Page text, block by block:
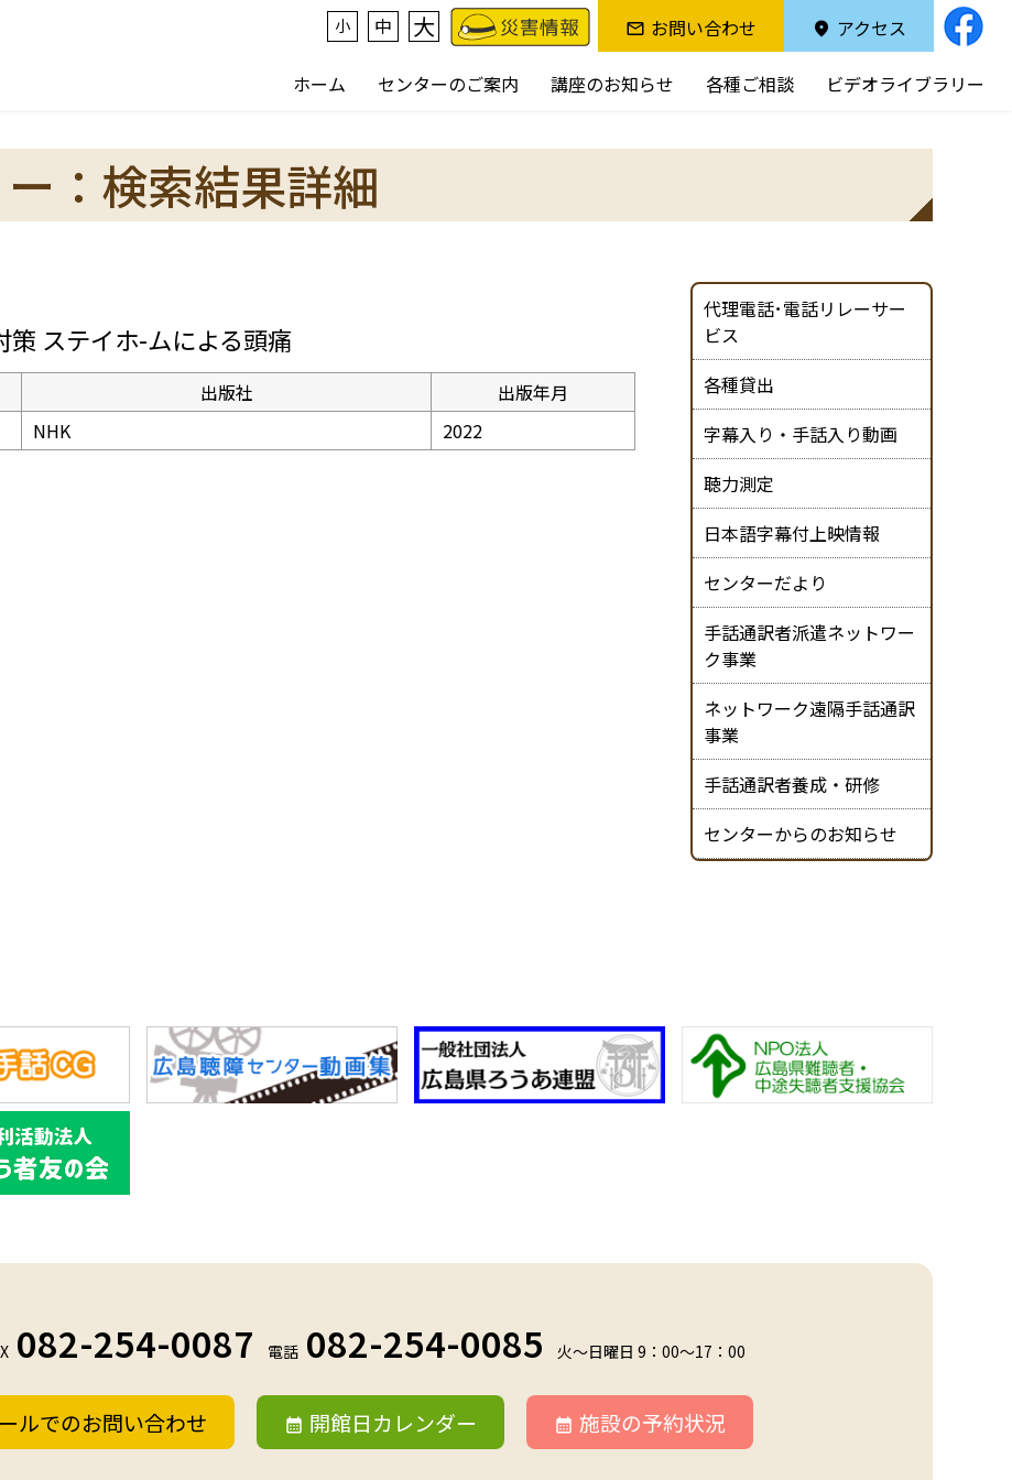
小 中 大 お問い合わせ アクセス
ホーム センターのご案内 講座のお知らせ 各種ご相談 ビデオライブラリー
：検索結果詳細
ステイホ-ムによる頭痛
出版社
出版年月
NHK 2022
代理電話･電話リレーサー
ビス
各種貸出
字幕入り・手話入り動画
聴力測定
日本語字幕付上映情報
センターだより
手話通訳者派遣ネットワー
ク事業
ネットワーク遠隔手話通訳
事業
手話通訳者養成・研修
センターからのお知らせ
082-254-0087 電話 082-254-0085 火～日曜日 9：00～17：00
ルでのお問い合わせ 開館日カレンダー 施設の予約状況